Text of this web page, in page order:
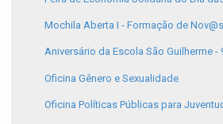
Mochila Aberta I - Formação de
Aniversário da Escola São Guilherme -
Oficina Gênero e Sexualidade
Oficina Políticas Públicas para